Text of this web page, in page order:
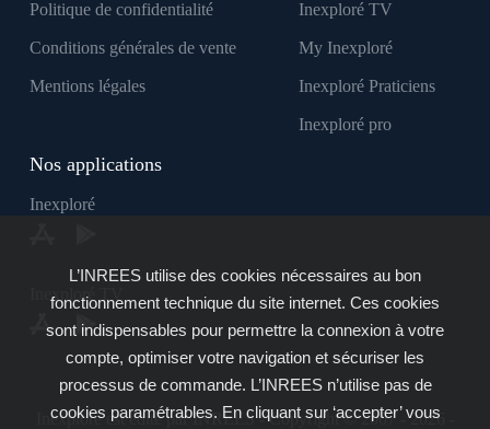
Politique de confidentialité
Conditions générales de vente
Mentions légales
Inexploré TV
My Inexploré
Inexploré Praticiens
Inexploré pro
Nos applications
Inexploré
Inexploré TV
Inexploré est édité par INREES - Copyright © 2007 - 2026 -
L’INREES utilise des cookies nécessaires au bon
fonctionnement technique du site internet. Ces cookies
sont indispensables pour permettre la connexion à votre
compte, optimiser votre navigation et sécuriser les
processus de commande. L’INREES n’utilise pas de
cookies paramétrables. En cliquant sur ‘accepter’ vous